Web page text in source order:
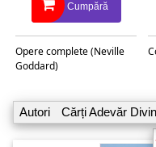
Cumpără
Opere complete (Neville
Goddard)
Autori Cărți Adevăr Divin